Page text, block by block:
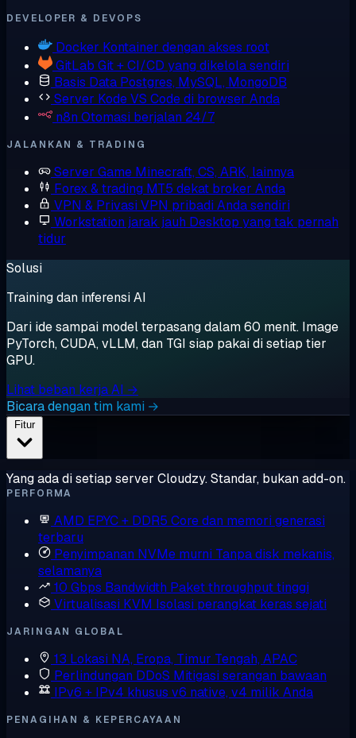
DEVELOPER & DEVOPS
Docker Kontainer dengan akses root
GitLab Git + CI/CD yang dikelola sendiri
Basis Data Postgres, MySQL, MongoDB
Server KodeVS Code di browser Anda
n8n Otomasi berjalan 24/7
JALANKAN & TRADING
Server Game Minecraft, CS, ARK, lainnya
Forex & trading MT5 dekat broker Anda
VPN & Privasi VPN pribadi Anda sendiri
Workstation jarak jauh Desktop yang tak pernah
tidur
Solusi
Training dan inferensi AI
Dari ide sampai model terpasang dalam 60 menit. Image
PyTorch, CUDA, vLLM, dan TGI siap pakai di setiap tier
GPU.
Lihat beban kerja AI →
Bicara dengan tim kami →
Fitur
Yang ada di setiap server Cloudzy. Standar, bukan add-on.
PERFORMA
AMD EPYC + DDR5 Core dan memori generasi
terbaru
Penyimpanan NVMe murni Tanpa disk mekanis,
selamanya
10 Gbps Bandwidth Paket throughput tinggi
Virtualisasi KVM Isolasi perangkat keras sejati
JARINGAN GLOBAL
13 Lokasi NA, Eropa, Timur Tengah, APAC
Perlindungan DDoS Mitigasi serangan bawaan
IPv6 + IPv4 khusus v6 native, v4 milik Anda
PENAGIHAN & KEPERCAYAAN